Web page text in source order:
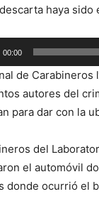
haya sido
00:00
de
autores del
para dar con la
del
el automóvil
donde ocurrió el